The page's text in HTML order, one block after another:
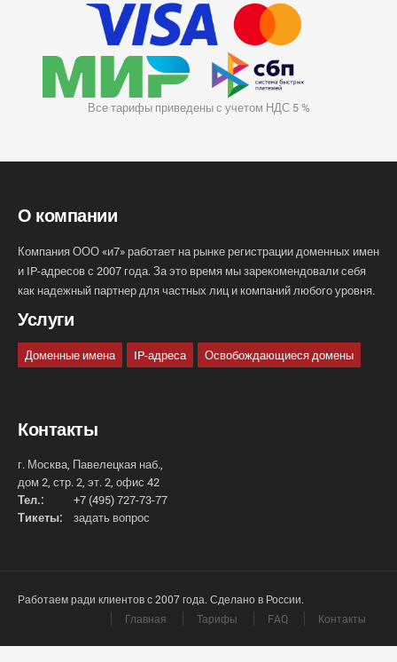
Все тарифы приведены с учетом НДС 5 %
О компании
Компания ООО «и7» работает на рынке регистрации доменных имен
и IP-адресов с 2007 года. За это время мы зарекомендовали себя
как надежный партнер для частных лиц и компаний любого уровня.
Услуги
Доменные имена IP-адреса Освобождающиеся домены
Контакты
г. Москва, Павелецкая наб.,
дом 2, стр. 2, эт. 2, офис 42
Тел.:
+7 (495) 727-73-77
Тикеты:
задать вопрос
Работаем ради клиентов с 2007 года. Сделано в России.
Главная
Тарифы FAQ Контакты